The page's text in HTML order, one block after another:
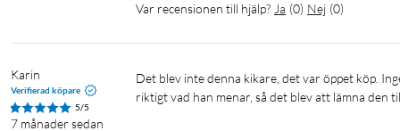
Var recensionen till hjälp? Ja (0) Nej (0)
Karin
Verifierad köpare
5/5
7 månader sedan
Det blev inte denna kikare, det var öppet köp. Inget fel på själva kikare, men maken tyckte det var litet synfält. Vet inte
riktigt vad han menar, så det blev att lämna den